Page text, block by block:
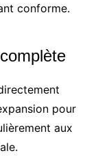
conforme.
pour
aux